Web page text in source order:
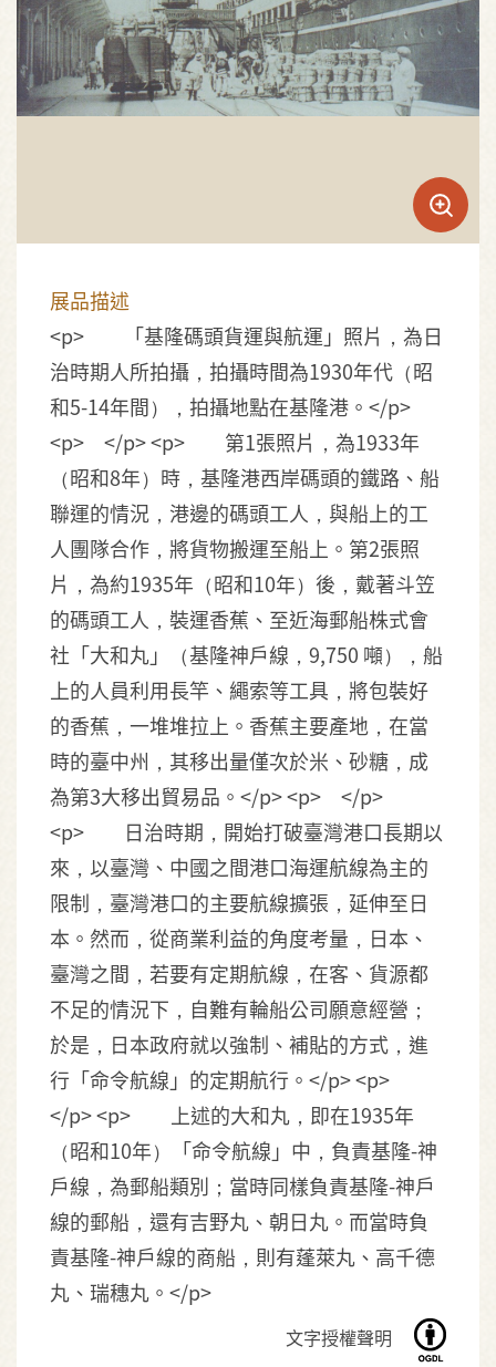
展品描述
<p> 「基隆碼頭貨運與航運」照片，為日
治時期人所拍攝，拍攝時間為1930年代（昭
和5-14年間），拍攝地點在基隆港。</p>
<p> </p> <p> 第1張照片，為1933年
（昭和8年）時，基隆港西岸碼頭的鐵路、船
聯運的情況，港邊的碼頭工人，與船上的工
人團隊合作，將貨物搬運至船上。第2張照
片，為約1935年（昭和10年）後，戴著斗笠
的碼頭工人，裝運香蕉、至近海郵船株式會
社「大和丸」（基隆神戶線，9,750 噸），船
上的人員利用長竿、繩索等工具，將包裝好
的香蕉，一堆堆拉上。香蕉主要產地，在當
時的臺中州，其移出量僅次於米、砂糖，成
為第3大移出貿易品。</p> <p> </p>
<p> 日治時期，開始打破臺灣港口長期以
來，以臺灣、中國之間港口海運航線為主的
限制，臺灣港口的主要航線擴張，延伸至日
本。然而，從商業利益的角度考量，日本、
臺灣之間，若要有定期航線，在客、貨源都
不足的情況下，自難有輪船公司願意經營；
於是，日本政府就以強制、補貼的方式，進
行「命令航線」的定期航行。</p> <p>
</p> <p> 上述的大和丸，即在1935年
（昭和10年）「命令航線」中，負責基隆-神
戶線，為郵船類別；當時同樣負責基隆-神戶
線的郵船，還有吉野丸、朝日丸。而當時負
責基隆-神戶線的商船，則有蓬萊丸、高千德
丸、瑞穗丸。</p>
文字授權聲明